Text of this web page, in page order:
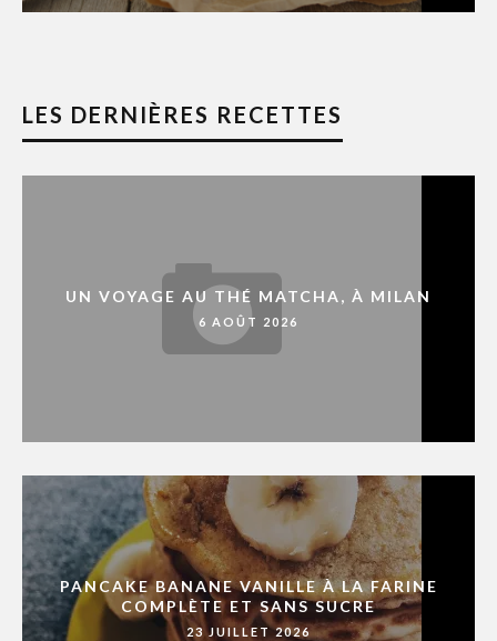
LES DERNIÈRES RECETTES
UN VOYAGE AU THÉ MATCHA, À MILAN
6 AOÛT 2026
PANCAKE BANANE VANILLE À LA FARINE
COMPLÈTE ET SANS SUCRE
23 JUILLET 2026